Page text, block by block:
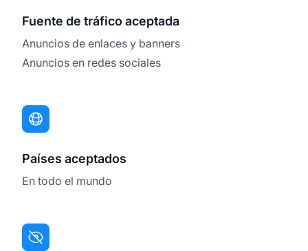
Fuente de tráfico aceptada
Anuncios de enlaces y banners
Anuncios en redes sociales
Países aceptados
En todo el mundo